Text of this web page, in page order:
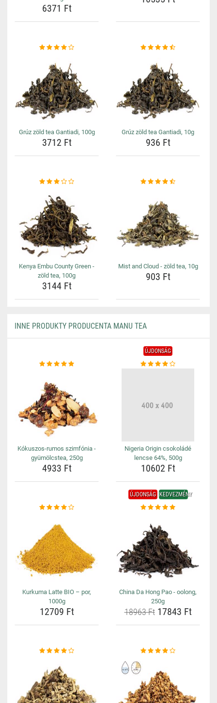
6371 Ft
Grúz zöld tea Gantiadi, 100g
3712 Ft
Grúz zöld tea Gantiadi, 10g
936 Ft
Kenya Embu County Green -
zöld tea, 100g
3144 Ft
Mist and Cloud - zöld tea, 10g
903 Ft
INNE PRODUKTY PRODUCENTA MANU TEA
Kókuszos-rumos szimfónia -
gyümölcstea, 250g
4933 Ft
ÚJDONSÁG
Nigeria Origin csokoládé
lencse 64%, 500g
10602 Ft
Kurkuma Latte BIO – por,
1000g
12709 Ft
ÚJDONSÁG KEDVEZMÉNY
China Da Hong Pao - oolong,
250g
18963 Ft17843 Ft